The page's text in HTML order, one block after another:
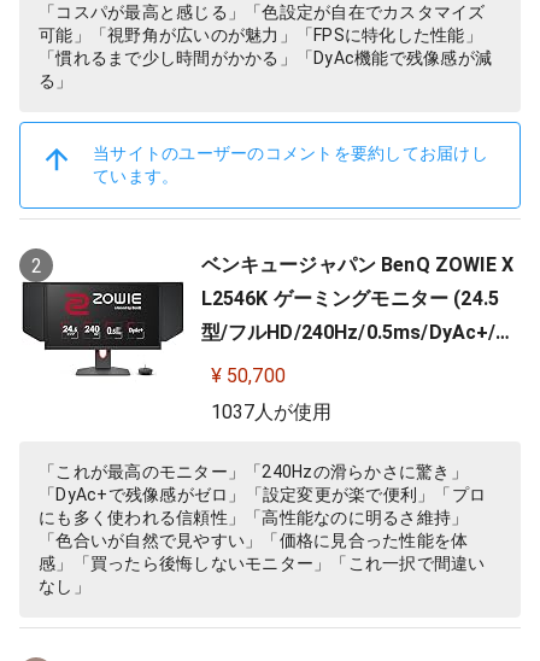
「コスパが最高と感じる」「色設定が自在でカスタマイズ
可能」「視野角が広いのが魅力」「FPSに特化した性能」
「慣れるまで少し時間がかかる」「DyAc機能で残像感が減
る」
当サイトのユーザーのコメントを要約してお届けし
ています。
2
ベンキュージャパン BenQ ZOWIE X
L2546K ゲーミングモニター (24.5
型/フルHD/240Hz/0.5ms/DyAc+/小
さめ台座/新筐体デザイン/新OSDメ
ニュー/新型液晶パネル採用)
¥ 50,700
1037人が使用
「これが最高のモニター」「240Hzの滑らかさに驚き」
「DyAc+で残像感がゼロ」「設定変更が楽で便利」「プロ
にも多く使われる信頼性」「高性能なのに明るさ維持」
「色合いが自然で見やすい」「価格に見合った性能を体
感」「買ったら後悔しないモニター」「これ一択で間違い
なし」